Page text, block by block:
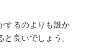
するのよりも誰か
良いでしょう。